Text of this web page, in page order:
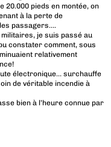
20.000 pieds en montée, on
à la perte de
passagers….
je suis passé au
constater comment, sous
relativement
électronique… surchauffe
de véritable incendie à
bien à l’heure connue par